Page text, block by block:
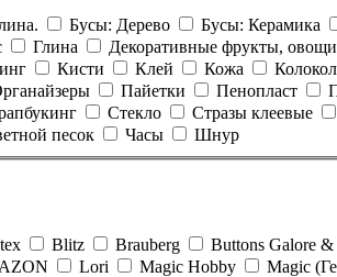
Бусы: Дерево Бусы: Керамика
Глина Декоративные фрукты, овощи
Кисти Клей Кожа
Пайетки Пенопласт
Стекло Стразы клеевые
песок Часы Шнур
Blitz Brauberg Buttons Galore
Lori Magic Hobby Magic